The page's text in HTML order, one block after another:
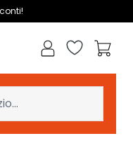
Lista dei